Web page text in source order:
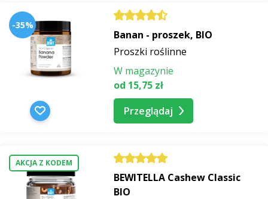
-35%
Banan - proszek, BIO
Proszki roślinne
W magazynie
od 15,75 zł
Przeglądaj
AKCJA Z KODEM
BEWITELLA Cashew Classic
BIO